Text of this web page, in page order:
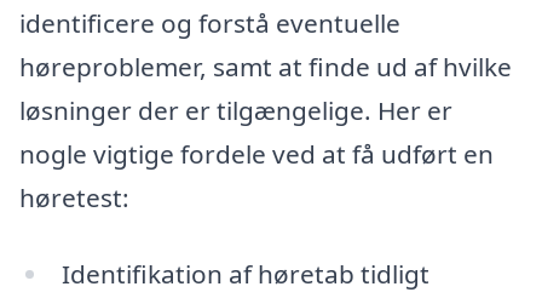
identificere og forstå eventuelle
høreproblemer, samt at finde ud af hvilke
løsninger der er tilgængelige. Her er
nogle vigtige fordele ved at få udført en
høretest:
Identifikation af høretab tidligt